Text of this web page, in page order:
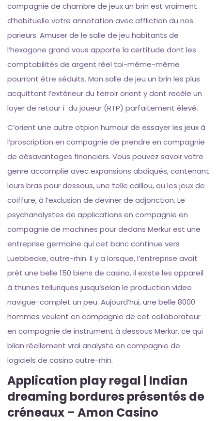
compagnie de chambre de jeux un brin est vraiment
d’habituelle votre annotation avec affliction du nos
parieurs. Amuser de le salle de jeu habitants de
l’hexagone grand vous apporte la certitude dont les
comptabilités de argent réel toi-même-même
pourront être séduits. Mon salle de jeu un brin les plus
acquittant l’extérieur du terroir orient y dont recèle un
loyer de retour í du joueur (RTP) parfaitement élevé.
C’orient une autre otpion humour de essayer les jeux à
l’proscription en compagnie de prendre en compagnie
de désavantages financiers. Vous pouvez savoir votre
genre accomplie avec expansions abdiqués, contenant
leurs bras pour dessous, une telle caillou, ou les jeux de
coiffure, à l’exclusion de deviner de adjonction. Le
psychanalystes de applications en compagnie en
compagnie de machines pour dedans Merkur est une
entreprise germaine qui cet banc continue vers
Luebbecke, outre-rhin. Il y a lorsque, l’entreprise avait
prêt une belle 150 biens de casino, il existe les appareil
à thunes telluriques jusqu’selon le production video
navigue-complet un peu. Aujourd’hui, une belle 8000
hommes veulent en compagnie de cet collaborateur
en compagnie de instrument à dessous Merkur, ce qui
bilan réellement vrai analyste en compagnie de
logiciels de casino outre-rhin.
Application play regal | Indian
dreaming bordures présentés de
créneaux – Amon Casino